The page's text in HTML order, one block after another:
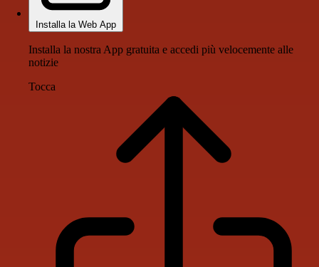
Installa la Web App
Installa la nostra App gratuita e accedi più velocemente alle
notizie
Tocca